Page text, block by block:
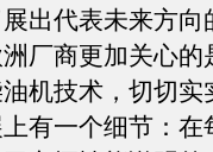
代表未来方向
厂商更加关心的
机技术，切切实
有一个细节：在